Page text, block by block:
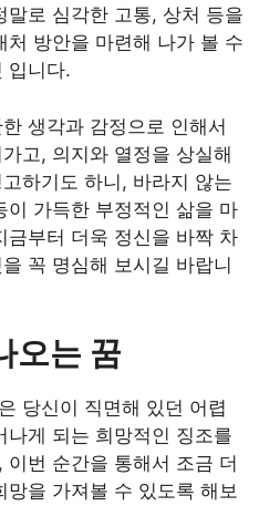
말로 심각한 고통, 상처 등을
처 방안을 마련해 나가 볼 수
입니다.
생각과 감정으로 인해서
고, 의지와 열정을 상실해
하기도 하니, 바라지 않는
이 가득한 부정적인 삶을 마
금부터 더욱 정신을 바짝 차
꼭 명심해 보시길 바랍니
오는 꿈
당신이 직면해 있던 어렵
나게 되는 희망적인 징조를
번 순간을 통해서 조금 더
망을 가져볼 수 있도록 해보